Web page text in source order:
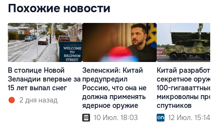
Похожие новости
В столице Новой
Зеландии впервые за
15 лет выпал снег
2 дня назад
Зеленский: Китай
предупредил
Россию, что она не
должна применять
ядерное оружие
10 Июл. 18:03
Китай разработал
секретное
100-гигаваттные
микроволны
спутников
12 Июл. 15:14